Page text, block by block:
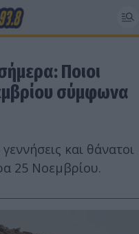
Ποιοι
σύμφωνα
και θάνατοι
25 Νοεμβρίου.